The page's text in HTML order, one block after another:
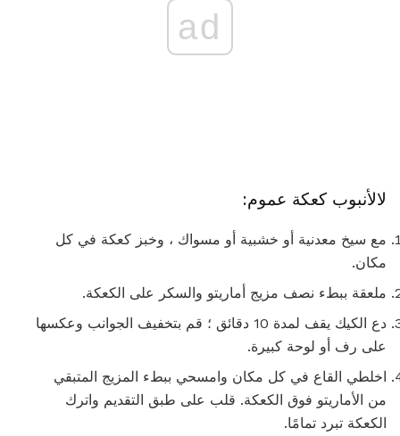
ad
لالأنبوب كعكة عموم:
مع سيخ معدنية أو خشبية أو مسواك ، وخبز كعكة في كل
مكان.
ملعقة ببطء نصف مزيج أماريتو والسكر على الكعكة.
دع الكيك يقف لمدة 10 دقائق ؛ قم بتخفيف الجوانب وعكسها
على رف أو لوحة كبيرة.
اخلطي القاع في كل مكان وامسحي ببطء المزيج المتبقي
من الأماريتو فوق الكعكة. قلب على طبق التقديم واترك
الكعكة تبرد تمامًا.